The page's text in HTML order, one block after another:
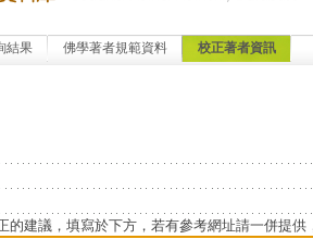
結果 佛學著者規範資料 校正著者資訊
的建議，填寫於下方，若有參考網址請一併提供